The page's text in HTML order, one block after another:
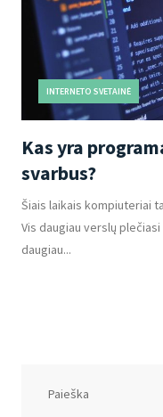
INTERNETO SVETAINĖ
Kas yra
svarbus?
Šiais laikais kompiuteriai
Vis daugiau verslų
daugiau...